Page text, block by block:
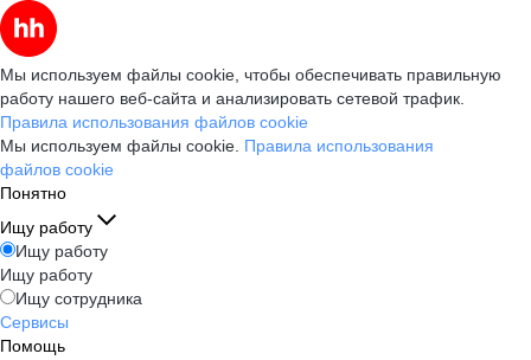
Мы используем файлы cookie, чтобы обеспечивать правильную
работу нашего веб-сайта и анализировать сетевой трафик.
Правила использования файлов cookie
Мы используем файлы cookie. Правила использования
файлов cookie
Понятно
Ищу работу
Ищу работу
Ищу работу
Ищу сотрудника
Сервисы
Помощь